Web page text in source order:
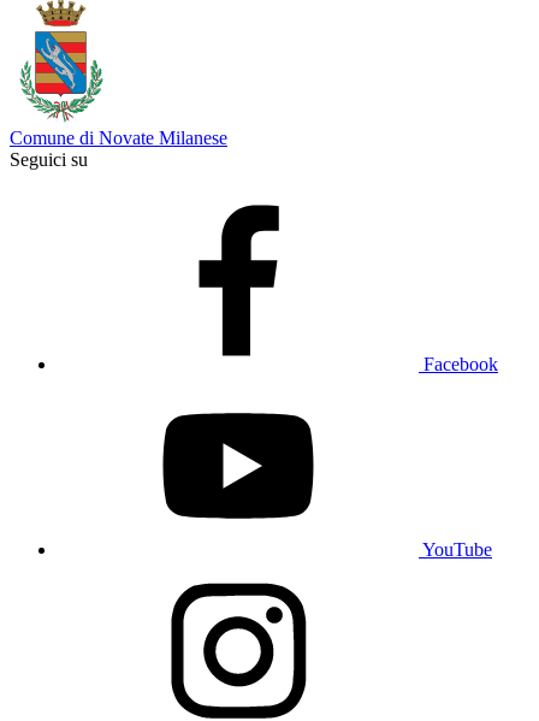
Comune di Novate Milanese
Seguici su
Facebook
YouTube